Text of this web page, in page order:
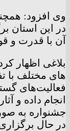
در این استان
آن با قدرت و
بلاغی اظهار
های مختلف با
فعالیت‌های
انجام داده و
جشنواره به
در حال